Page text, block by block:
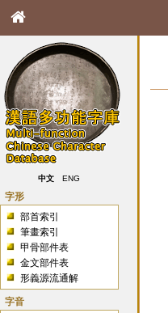
中文 ENG
字形
部首索引
筆畫索引
甲骨部件表
金文部件表
形義源流通解
字音